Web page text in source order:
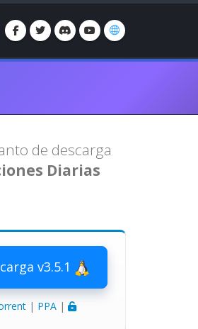
de descarga
Diarias
v3.5.1
| PPA|